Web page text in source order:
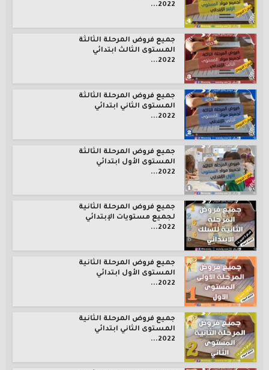
2022...
جميع فروض المرحلة الثالثة
المستوى الثالث ابتدائي
2022...
جميع فروض المرحلة الثالثة
المستوى الثاني ابتدائي
2022...
جميع فروض المرحلة الثالثة
المستوى الأول ابتدائي
2022...
جميع فروض المرحلة الثانية
لجميع مستويات الإبتدائي
2022...
جميع فروض المرحلة الثانية
المستوى الأول ابتدائي
2022...
جميع فروض المرحلة الثانية
المستوى الثاني ابتدائي
2022...